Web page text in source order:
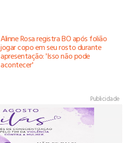
Alinne Rosa registra BO após folião
jogar copo em seu rosto durante
apresentação: 'Isso não pode
acontecer'
Publicidade